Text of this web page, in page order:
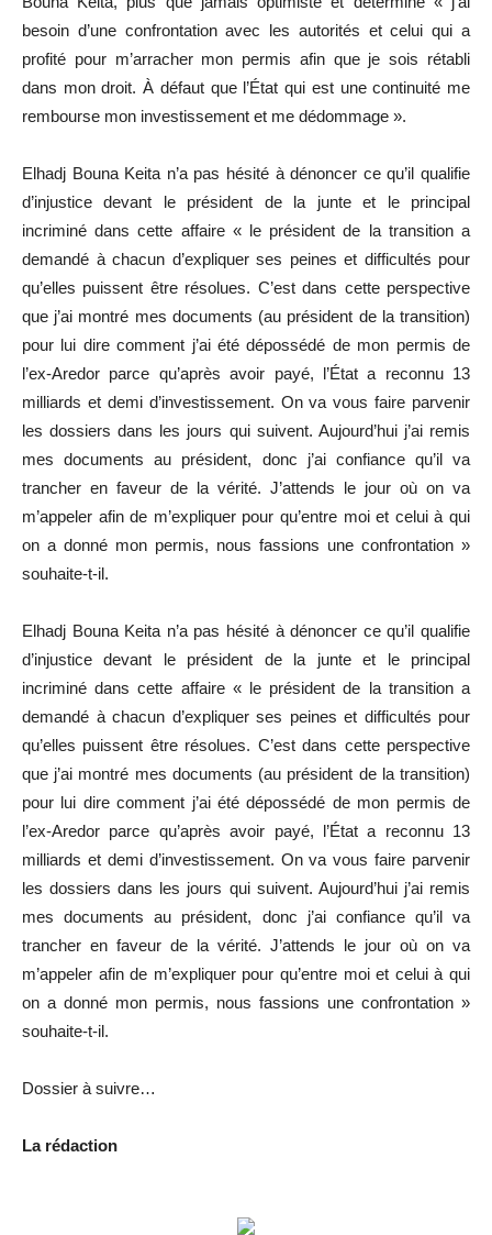
besoin d’une confrontation avec les autorités et celui qui a
profité pour m’arracher mon permis afin que je sois rétabli
dans mon droit. À défaut que l’État qui est une continuité me
rembourse mon investissement et me dédommage ».
Elhadj Bouna Keita n’a pas hésité à dénoncer ce qu’il qualifie
d’injustice devant le président de la junte et le principal
incriminé dans cette affaire « le président de la transition a
demandé à chacun d’expliquer ses peines et difficultés pour
qu’elles puissent être résolues. C’est dans cette perspective
que j’ai montré mes documents (au président de la transition)
pour lui dire comment j’ai été dépossédé de mon permis de
l’ex-Aredor parce qu’après avoir payé, l’État a reconnu 13
milliards et demi d’investissement. On va vous faire parvenir
les dossiers dans les jours qui suivent. Aujourd’hui j’ai remis
mes documents au président, donc j’ai confiance qu’il va
trancher en faveur de la vérité. J’attends le jour où on va
m’appeler afin de m’expliquer pour qu’entre moi et celui à qui
on a donné mon permis, nous fassions une confrontation »
souhaite-t-il.
Elhadj Bouna Keita n’a pas hésité à dénoncer ce qu’il qualifie
d’injustice devant le président de la junte et le principal
incriminé dans cette affaire « le président de la transition a
demandé à chacun d’expliquer ses peines et difficultés pour
qu’elles puissent être résolues. C’est dans cette perspective
que j’ai montré mes documents (au président de la transition)
pour lui dire comment j’ai été dépossédé de mon permis de
l’ex-Aredor parce qu’après avoir payé, l’État a reconnu 13
milliards et demi d’investissement. On va vous faire parvenir
les dossiers dans les jours qui suivent. Aujourd’hui j’ai remis
mes documents au président, donc j’ai confiance qu’il va
trancher en faveur de la vérité. J’attends le jour où on va
m’appeler afin de m’expliquer pour qu’entre moi et celui à qui
on a donné mon permis, nous fassions une confrontation »
souhaite-t-il.
Dossier à suivre…
La rédaction